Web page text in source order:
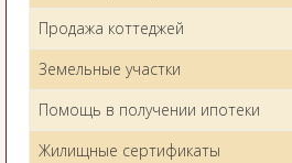
Продажа коттеджей
Земельные участки
Помощь в получении ипотеки
Жилищные сертификаты